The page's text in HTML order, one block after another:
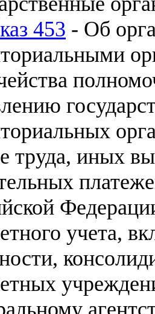
453 - Об
труда, иных
учета,